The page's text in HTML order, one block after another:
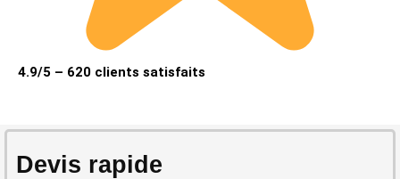
4.9/5 – 620 clients satisfaits
Devis rapide